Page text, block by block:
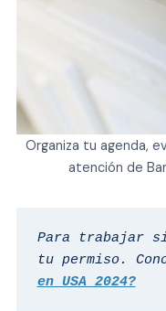
Organiza tu agenda,
atención de
Para trabajar
tu permiso.
en USA 2024?